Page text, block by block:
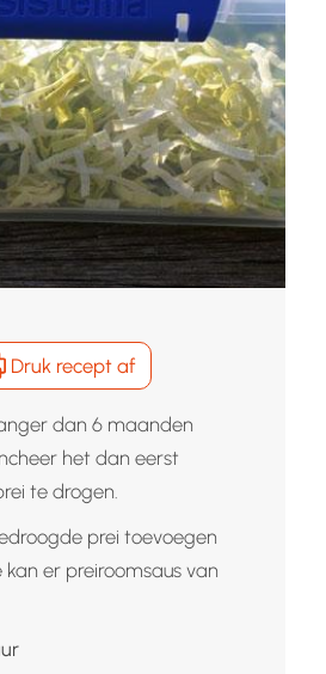
Druk recept af
dan 6 maanden
het dan eerst
te drogen.
prei toevoegen
er preiroomsaus van